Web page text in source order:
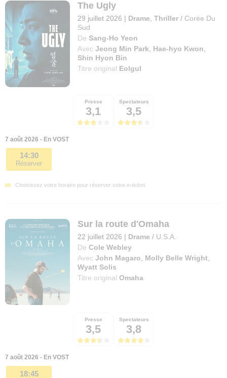
The Ugly
29 juillet 2026 | Drame ,Thriller / Corée Du
Sud
De Sang-Ho Yeon
Avec Jeong Min Park Hae-hyo Kwon
Shin Hyon Bin
Titre original Eolgul
Presse
3,1
Spectateurs
3,5
7 août 2026 - En VOST
14:30
Réserver
Choisissez votre horaire pour réserver votre e-ticket.
Sur la route d'Omaha
22 juillet 2026 | Drame / U.S.A.
De Cole Webley
Avec John Magaro Molly Belle Wright
Wyatt Solis
Titre originalOmaha
Presse
3,5
Spectateurs
3,8
7 août 2026 - En VOST
18:45